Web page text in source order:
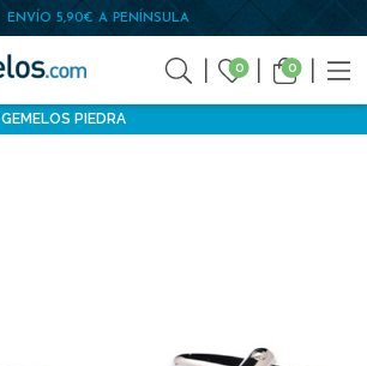
ENVÍO 5,90€ A PENÍNSULA
0 0
GEMELOS PIEDRA